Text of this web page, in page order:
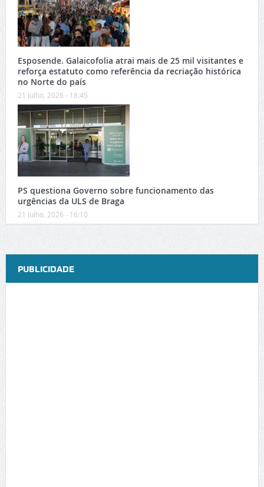
Esposende. Galaicofolia atrai mais de 25 mil visitantes e
reforça estatuto como referência da recriação histórica
no Norte do país
21 Julho, 2026 - 18:45
PS questiona Governo sobre funcionamento das
urgências da ULS de Braga
21 Julho, 2026 - 16:10
PUBLICIDADE